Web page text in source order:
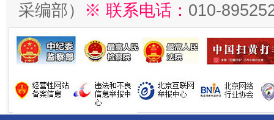
采编部） ※ 联系电话： 010-